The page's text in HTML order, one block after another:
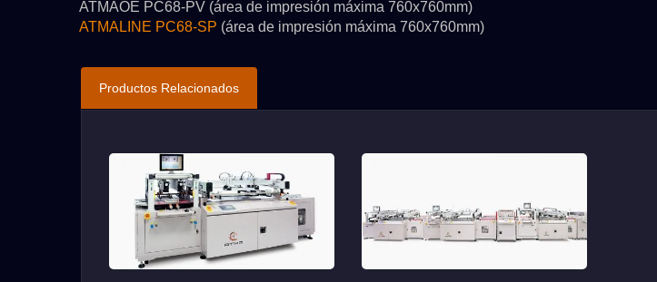
ATMAOE PC68-PV (área de impresión máxima 760x760mm)
ATMALINE PC68-SP (área de impresión máxima 760x760mm)
Productos Relacionados